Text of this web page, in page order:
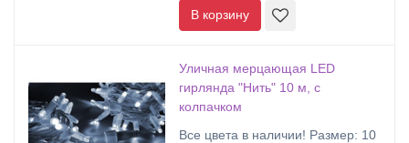
В корзину
Уличная мерцающая LED
гирлянда "Нить" 10 м, с
колпачком
Все цвета в наличии! Размер: 10